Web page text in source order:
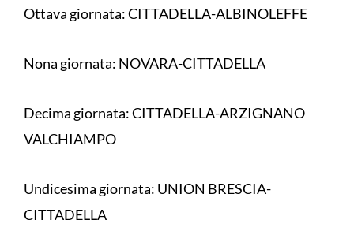
Ottava giornata: CITTADELLA-ALBINOLEFFE
Nona giornata: NOVARA-CITTADELLA
Decima giornata: CITTADELLA-ARZIGNANO
VALCHIAMPO
Undicesima giornata: UNION BRESCIA-
CITTADELLA